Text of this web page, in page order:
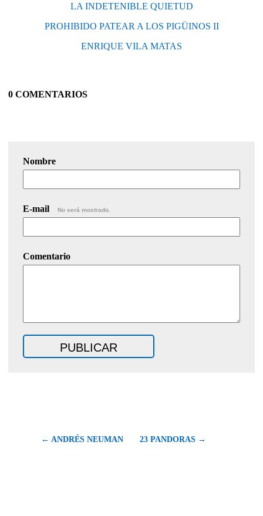
LA INDETENIBLE QUIETUD
PROHIBIDO PATEAR A LOS PIGÜINOS II
ENRIQUE VILA MATAS
0 COMENTARIOS
Nombre
E-mail No será mostrado.
Comentario
← ANDRÉS NEUMAN 23 PANDORAS →